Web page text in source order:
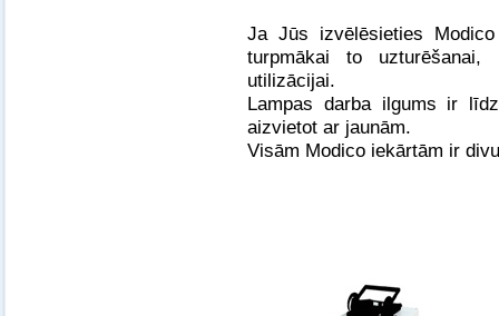
Ja Jūs izvēlēsieties
turpmākai to
utilizācijai.
Lampas darba ilgums ir
aizvietot ar jaunām.
Visām Modico iekārtām ir